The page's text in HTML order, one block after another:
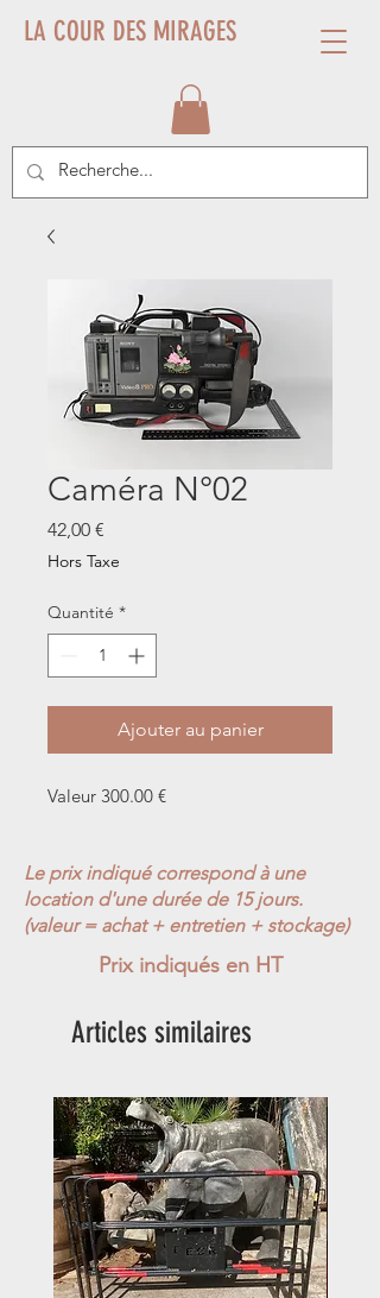
LA COUR DES MIRAGES
Caméra N°02
42,00 €
Hors Taxe
Quantité *
Ajouter au panier
Valeur 300.00 €
Le prix indiqué correspond à une
location d'une durée de 15 jours.
(valeur = achat + entretien + stockage)
Prix indiqués en HT
Articles similaires